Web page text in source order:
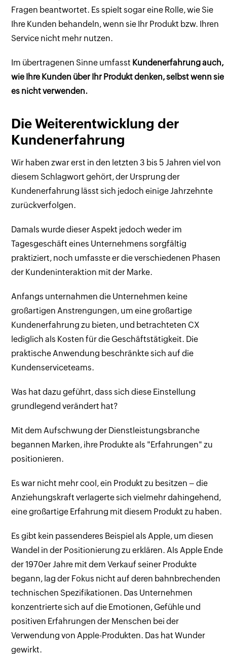
Fragen beantwortet. Es spielt sogar eine Rolle, wie Sie
Ihre Kunden behandeln, wenn sie Ihr Produkt bzw. Ihren
Service nicht mehr nutzen.
Im übertragenen Sinne umfasst Kundenerfahrung auch,
wie Ihre Kunden über Ihr Produkt denken, selbst wenn sie
es nicht verwenden.
Die Weiterentwicklung der
Kundenerfahrung
Wir haben zwar erst in den letzten 3 bis 5 Jahren viel von
diesem Schlagwort gehört, der Ursprung der
Kundenerfahrung lässt sich jedoch einige Jahrzehnte
zurückverfolgen.
Damals wurde dieser Aspekt jedoch weder im
Tagesgeschäft eines Unternehmens sorgfältig
praktiziert, noch umfasste er die verschiedenen Phasen
der Kundeninteraktion mit der Marke.
Anfangs unternahmen die Unternehmen keine
großartigen Anstrengungen, um eine großartige
Kundenerfahrung zu bieten, und betrachteten CX
lediglich als Kosten für die Geschäftstätigkeit. Die
praktische Anwendung beschränkte sich auf die
Kundenserviceteams.
Was hat dazu geführt, dass sich diese Einstellung
grundlegend verändert hat?
Mit dem Aufschwung der Dienstleistungsbranche
begannen Marken, ihre Produkte als "Erfahrungen" zu
positionieren.
Es war nicht mehr cool, ein Produkt zu besitzen – die
Anziehungskraft verlagerte sich vielmehr dahingehend,
eine großartige Erfahrung mit diesem Produkt zu haben.
Es gibt kein passenderes Beispiel als Apple, um diesen
Wandel in der Positionierung zu erklären. Als Apple Ende
der 1970er Jahre mit dem Verkauf seiner Produkte
begann, lag der Fokus nicht auf deren bahnbrechenden
technischen Spezifikationen. Das Unternehmen
konzentrierte sich auf die Emotionen, Gefühle und
positiven Erfahrungen der Menschen bei der
Verwendung von Apple-Produkten. Das hat Wunder
gewirkt.